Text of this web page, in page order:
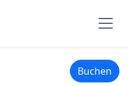
Buchen